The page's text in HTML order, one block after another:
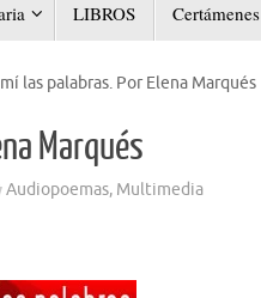
LIBROS Certámenes
las palabras. Por Elena Marqués
Marqués
Audiopoemas, Multimedia